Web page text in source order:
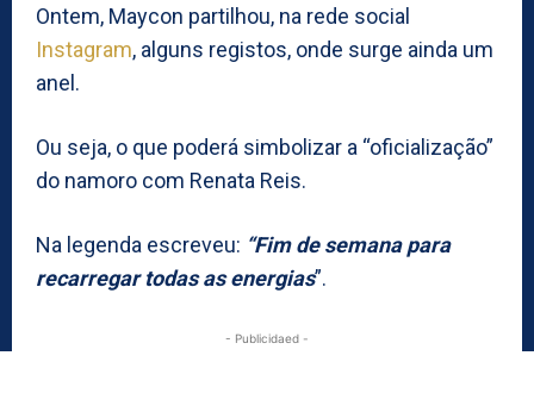
Ontem, Maycon partilhou, na rede social
Instagram, alguns registos, onde surge ainda um
anel.
Ou seja, o que poderá simbolizar a “oficialização”
do namoro com Renata Reis.
Na legenda escreveu: “Fim de semana para
recarregar todas as energias”.
- Publicidaed -